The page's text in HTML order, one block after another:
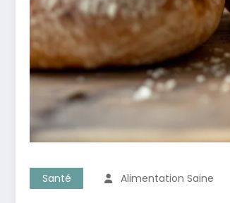
Santé Alimentation Saine